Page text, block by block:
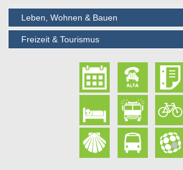
Leben, Wohnen & Bauen
Freizeit & Tourismus